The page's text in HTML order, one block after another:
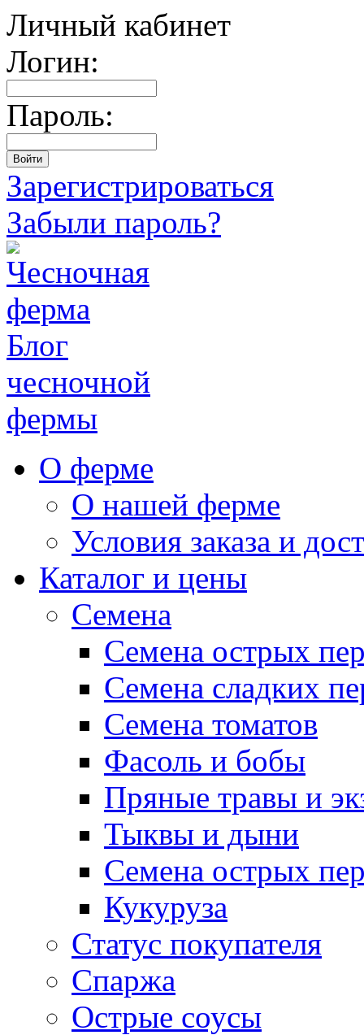
Личный кабинет
Логин:
Пароль:
Зарегистрироваться
Забыли пароль?
Блог
чесночной
фермы
О ферме
О нашей ферме
Условия заказа и
Каталог и цены
Семена
Семена острых
Семена сладких
Семена томатов
Фасоль и бобы
Пряные травы и
Тыквы и дыни
Семена острых
Кукуруза
Статус покупателя
Спаржа
Острые соусы